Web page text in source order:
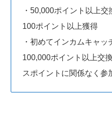
・50,000ポイント以上
100ポイント以上獲得
・初めてインカムキャッ
100,000ポイント以上交
スポイントに関係なく参